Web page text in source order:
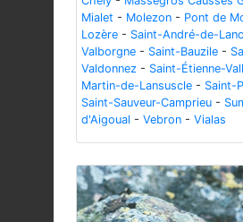
Mialet - Molezon - Pont de
Lozère - Saint-André-de-
Valborgne - Saint-Bauzile -
Valdonnez - Saint-Étienne-
Martin-de-Lansuscle - Saint-
Saint-Sauveur-Camprieu -
d'Aigoual - Vebron - Vialas